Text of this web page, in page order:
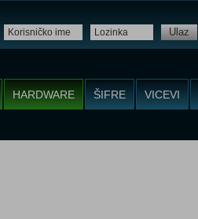
Ulaz
HARDWARE ŠIFRE VICEVI